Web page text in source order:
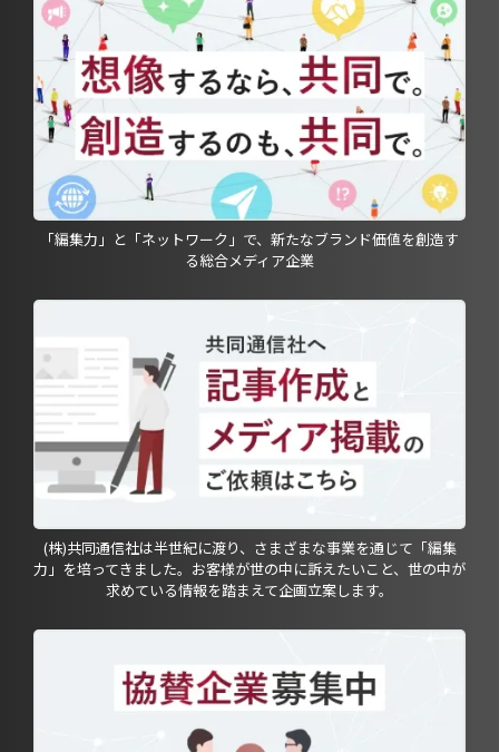
「編集力」と「ネットワーク」で、新たなブランド価値を創造す
る総合メディア企業
(株)共同通信社は半世紀に渡り、さまざまな事業を通じて「編集
力」を培ってきました。お客様が世の中に訴えたいこと、世の中が
求めている情報を踏まえて企画立案します。